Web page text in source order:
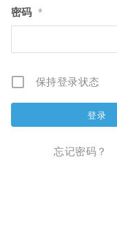
密码 *
保持登录状态
忘记密码？